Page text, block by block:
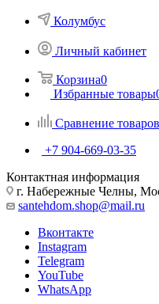
Колумбус
Личный кабинет
Корзина0
Избранные товары
Сравнение товаров
+7 904-669-03-35
Контактная информация
г. Набережные Челны,
santehdom.shop@mail.ru
Вконтакте
Instagram
Telegram
YouTube
WhatsApp